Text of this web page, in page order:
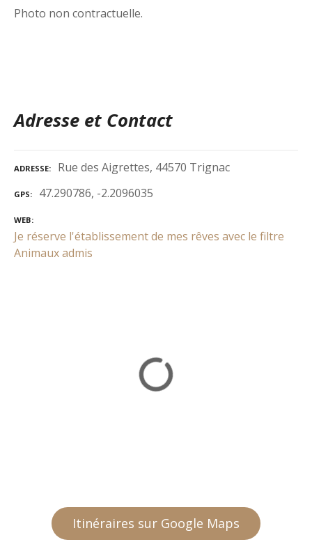
Photo non contractuelle.
Adresse et Contact
ADRESSE Rue des Aigrettes, 44570 Trignac
GPS 47.290786, -2.2096035
WEB
Je réserve l'établissement de mes rêves avec le filtre
Animaux admis
Itinéraires sur Google Maps